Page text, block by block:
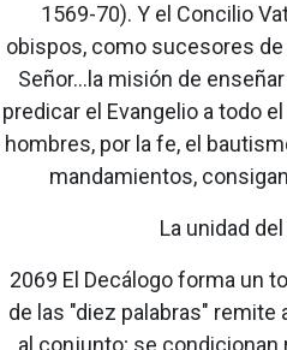
1569-70). Y el Concilio
obispos, como sucesores
Señor...la misión de
predicar el Evangelio a todo
hombres, por la fe, el
mandamientos,
La unidad
2069 El Decálogo forma un
de las "diez palabras" remite
al conjunto; se